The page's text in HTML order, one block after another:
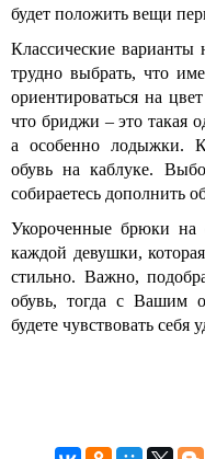
будет положить вещи
Классические варианты
трудно выбрать, что
ориентироваться на
что бриджи – это такая
а особенно лодыжки.
обувь на каблуке.
собираетесь дополнить
Укороченные брюки
каждой девушки,
стильно. Важно,
обувь, тогда с Вашим
будете чувствовать себя